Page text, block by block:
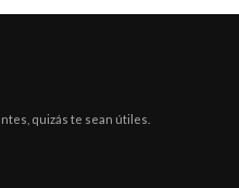
quizás te sean útiles.